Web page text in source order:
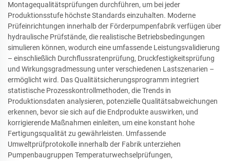
Montagequalitätsprüfungen durchführen, um bei jeder
Produktionsstufe höchste Standards einzuhalten. Moderne
Prüfeinrichtungen innerhalb der Förderpumpenfabrik verfügen über
hydraulische Prüfstände, die realistische Betriebsbedingungen
simulieren können, wodurch eine umfassende Leistungsvalidierung
– einschließlich Durchflussratenprüfung, Druckfestigkeitsprüfung
und Wirkungsgradmessung unter verschiedenen Lastszenarien –
ermöglicht wird. Das Qualitätsicherungsprogramm integriert
statistische Prozesskontrollmethoden, die Trends in
Produktionsdaten analysieren, potenzielle Qualitätsabweichungen
erkennen, bevor sie sich auf die Endprodukte auswirken, und
korrigierende Maßnahmen einleiten, um eine konstant hohe
Fertigungsqualität zu gewährleisten. Umfassende
Umweltprüfprotokolle innerhalb der Fabrik unterziehen
Pumpenbaugruppen Temperaturwechselprüfungen,